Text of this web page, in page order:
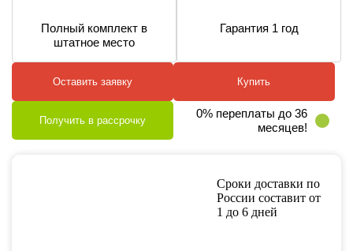
Полный комплект в
штатное место
Гарантия 1 год
Оставить заявку Купить
Получить в рассрочку
0% переплаты до 36
месяцев!
Сроки доставки по
России составит от
1 до 6 дней